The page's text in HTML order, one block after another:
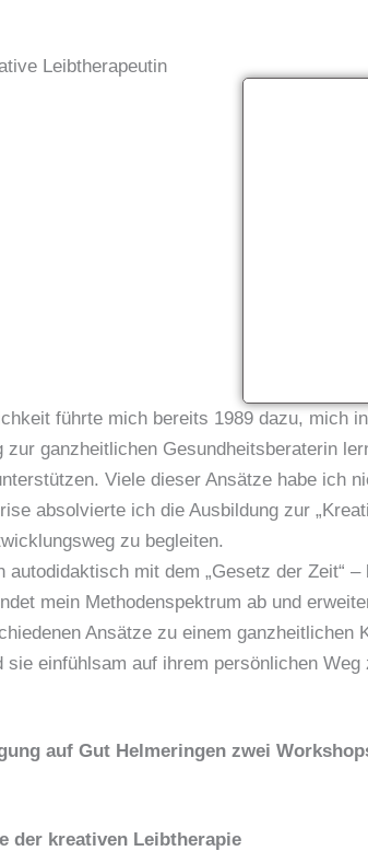
Leibtherapeutin
führte mich bereits 1989 dazu, mich
zur ganzheitlichen Gesundheitsberaterin
Viele dieser Ansätze habe ich
absolvierte ich die Ausbildung zur
zu begleiten.
autodidaktisch mit dem „Gesetz der Zeit“
mein Methodenspektrum ab und
Ansätze zu einem
sie einfühlsam auf ihrem persönlichen Weg
auf Gut Helmeringen zwei
der kreativen Leibtherapie